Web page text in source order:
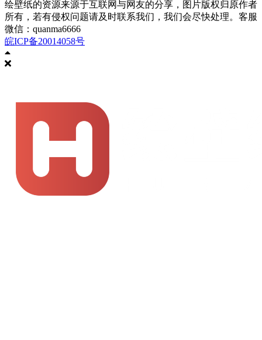
绘壁纸的资源来源于互联网与网友的分享，图片版权归原作者
所有，若有侵权问题请及时联系我们，我们会尽快处理。客服
微信：quanma6666
皖ICP备20014058号